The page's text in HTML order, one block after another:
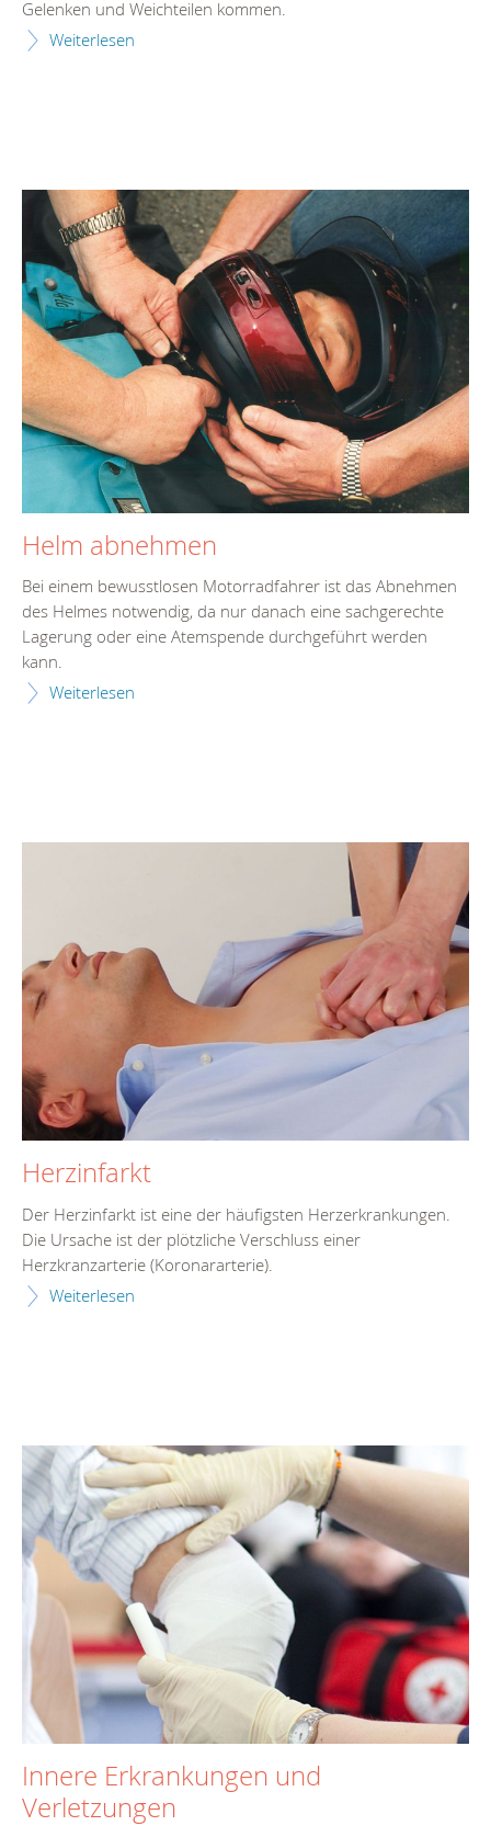
Gelenken und Weichteilen kommen.
Weiterlesen
Helm abnehmen
Bei einem bewusstlosen Motorradfahrer ist das Abnehmen
des Helmes notwendig, da nur danach eine sachgerechte
Lagerung oder eine Atemspende durchgeführt werden
kann.
Weiterlesen
Herzinfarkt
Der Herzinfarkt ist eine der häufigsten Herzerkrankungen.
Die Ursache ist der plötzliche Verschluss einer
Herzkranzarterie (Koronararterie).
Weiterlesen
Innere Erkrankungen und
Verletzungen